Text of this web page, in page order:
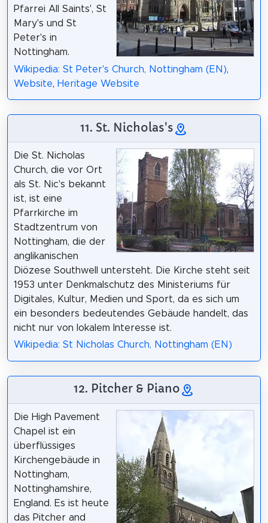
Pfarrei All Saints', St
Mary's und St
Peter's in
Nottingham.
Wikipedia: St Peter's Church, Nottingham (EN),
Website, Heritage Website
11. St. Nicholas's
Die St. Nicholas
Church, die vor Ort
als St. Nic's bekannt
ist, ist eine
Pfarrkirche im
Stadtzentrum von
Nottingham, die der
anglikanischen
Diözese Southwell untersteht. Die Kirche steht seit
1953 unter Denkmalschutz des Ministeriums für
Digitales, Kultur, Medien und Sport, da es sich um
ein besonders bedeutendes Gebäude handelt, das
nicht nur von lokalem Interesse ist.
Wikipedia: St Nicholas Church, Nottingham (EN)
12. Pitcher & Piano
Die High Pavement
Chapel ist ein
überflüssiges
Kirchengebäude in
Nottingham,
Nottinghamshire,
England. Es ist heute
das Pitcher and